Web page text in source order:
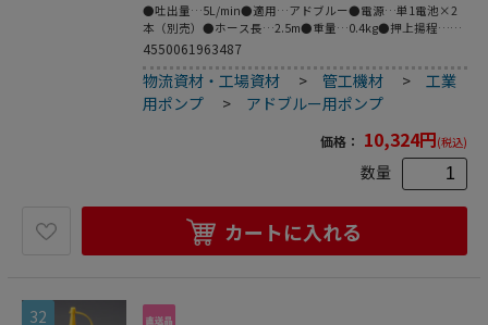
●吐出量…5L/min●適用…アドブルー●電源…単1電池×2
本（別売）●ホース長…2.5m●重量…0.4kg●押上揚程…
1.5m●材質…本体・ノズル：HDPE（高密度ポリエチレ
668mm●PSE（電気用品安全法）適合品●バックインボック
ス用●手元ノズル付●軽量、簡単、補充しやすい。●農機・
建機のメンテナンスに●梱包サイズ:175×730×113●梱包
4550061963487
物流資材・工場資材 >管工機材 > 工業
用ポンプ
> アドブルー用ポンプ
価格： 10,324円(税込)
数量
カートに入れる
32